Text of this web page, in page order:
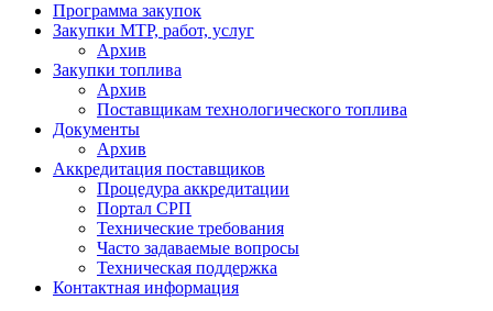
Программа закупок
Закупки МТР, работ, услуг
Архив
Закупки топлива
Архив
Поставщикам технологического топлива
Документы
Архив
Аккредитация поставщиков
Процедура аккредитации
Портал СРП
Технические требования
Часто задаваемые вопросы
Техническая поддержка
Контактная информация